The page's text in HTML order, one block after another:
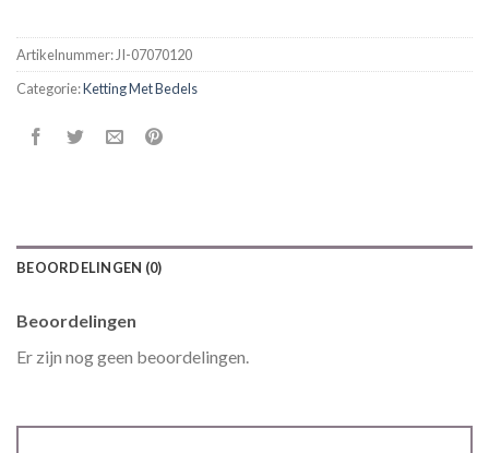
Artikelnummer:JI-07070120
Categorie:Ketting Met Bedels
BEOORDELINGEN (0)
Beoordelingen
Er zijn nog geen beoordelingen.